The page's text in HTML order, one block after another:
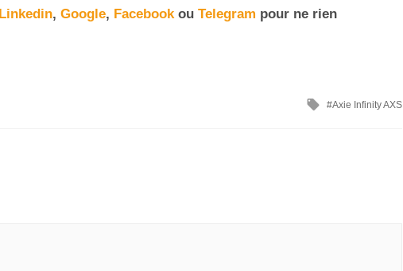
Linkedin, Google, Facebookou Telegram pour ne rien
Axie Infinity AXS